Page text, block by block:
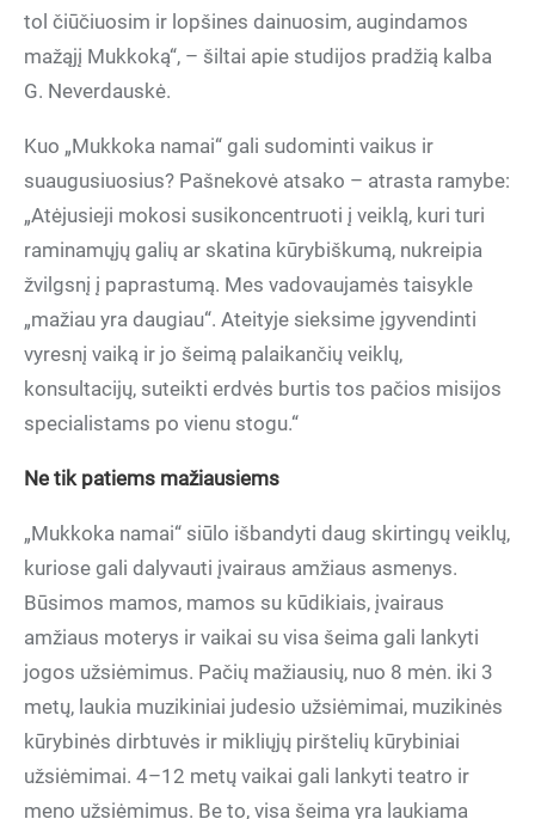
tol čiūčiuosim ir lopšines dainuosim, augindamos
mažąjį Mukkoką“, – šiltai apie studijos pradžią kalba
G. Neverdauskė.
Kuo „Mukkoka namai“ gali sudominti vaikus ir
suaugusiuosius? Pašnekovė atsako – atrasta ramybe:
„Atėjusieji mokosi susikoncentruoti į veiklą, kuri turi
raminamųjų galių ar skatina kūrybiškumą, nukreipia
žvilgsnį į paprastumą. Mes vadovaujamės taisykle
„mažiau yra daugiau“. Ateityje sieksime įgyvendinti
vyresnį vaiką ir jo šeimą palaikančių veiklų,
konsultacijų, suteikti erdvės burtis tos pačios misijos
specialistams po vienu stogu.“
Ne tik patiems mažiausiems
„Mukkoka namai“ siūlo išbandyti daug skirtingų veiklų,
kuriose gali dalyvauti įvairaus amžiaus asmenys.
Būsimos mamos, mamos su kūdikiais, įvairaus
amžiaus moterys ir vaikai su visa šeima gali lankyti
jogos užsiėmimus. Pačių mažiausių, nuo 8 mėn. iki 3
metų, laukia muzikiniai judesio užsiėmimai, muzikinės
kūrybinės dirbtuvės ir mikliųjų pirštelių kūrybiniai
užsiėmimai. 4–12 metų vaikai gali lankyti teatro ir
meno užsiėmimus. Be to, visa šeima yra laukiama